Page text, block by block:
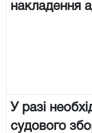
накладення
У разі
судового